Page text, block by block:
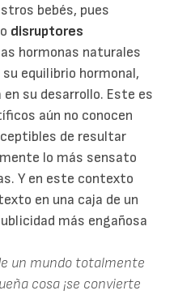
bebés, pues
disruptores
hormonas naturales
equilibrio hormonal,
su desarrollo. Este es
aún no conocen
de resultar
lo más sensato
Y en este contexto
en una caja de un
más engañosa
un mundo totalmente
cosa ¡se convierte